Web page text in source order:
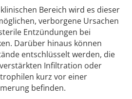
Bereich wird es dieser
verborgene Ursachen
Entzündungen bei
Darüber hinaus können
entschlüsselt werden, die
Infiltration oder
kurz vor einer
befinden.